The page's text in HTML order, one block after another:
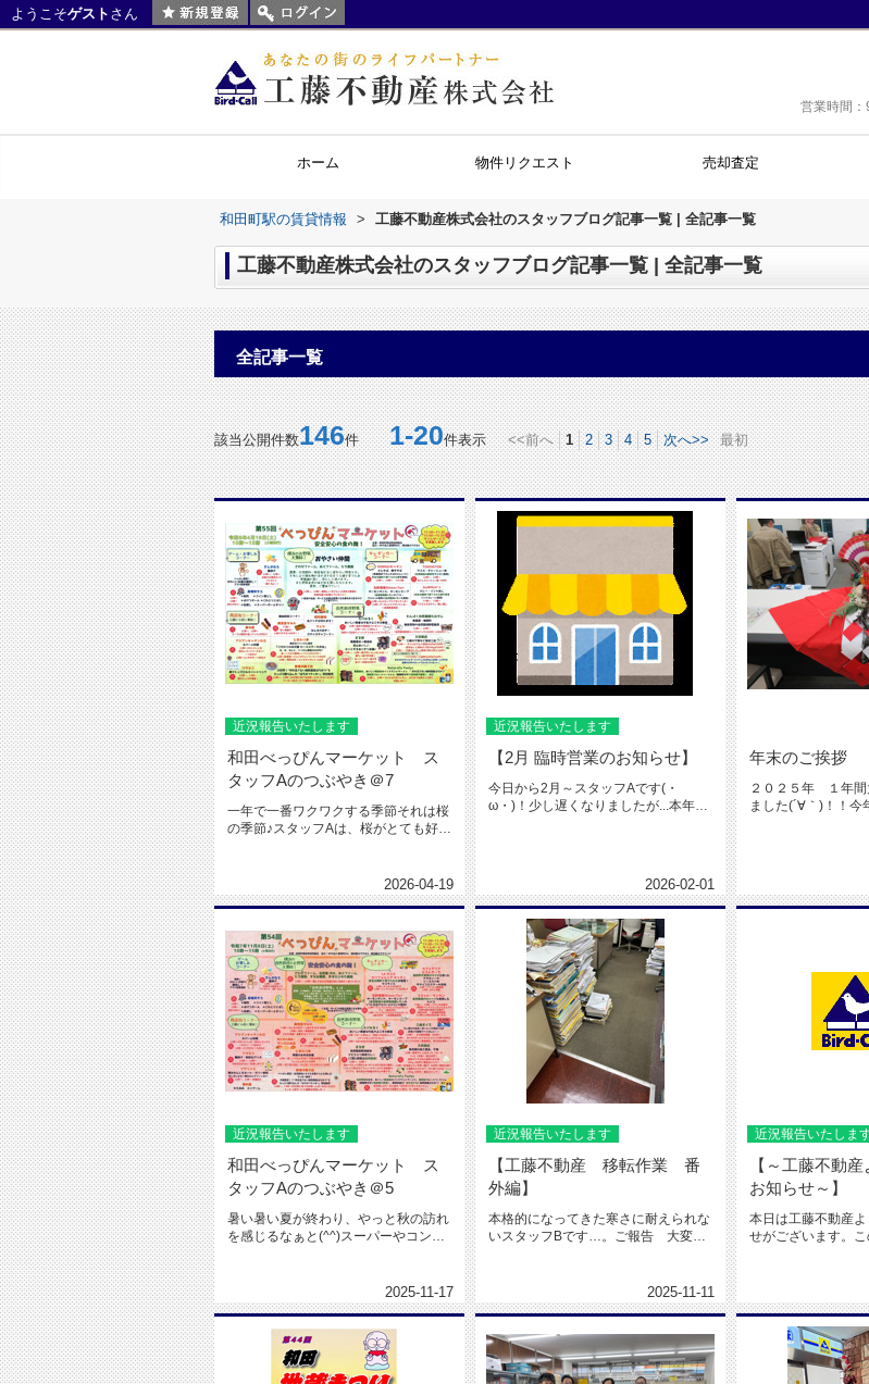
ようこそゲスト さん
営業時間
ホーム 物件リクエスト 売却査定
和田町駅の賃貸情報 > 工藤不動産株式会社のスタッフブログ記事一覧 | 全記事一覧
工藤不動産株式会社のスタッフブログ記事一覧 | 全記事一覧
全記事一覧
該当公開件数146件1-20件表示 <<前へ 1 2 3 4 5 次へ>> 最初
近況報告いたします
和田べっぴんマーケット ス
タッフAのつぶやき＠7
一年で一番ワクワクする季節それは桜
の季節♪スタッフAは、桜がとても好き
2026-04-19
近況報告いたします
【2月 臨時営業のお知らせ】
今日から2月～スタッフAです(・
ω・)！少し遅くなりましたが...本年
2026-02-01
年末のご挨拶
２０２５年 １年間
ました(´∀｀)！！今
近況報告いたします
和田べっぴんマーケット ス
タッフAのつぶやき＠5
暑い暑い夏が終わり、やっと秋の訪れ
を感じるなぁと(^^)スーパーやコンビ
2025-11-17
近況報告いたします
【工藤不動産 移転作業 番
外編】
本格的になってきた寒さに耐えられな
いスタッフBです…。ご報告 大変遅
2025-11-11
近況報告いたしま
【～工藤不動
お知らせ～】
本日は工藤不動産
せがございます。